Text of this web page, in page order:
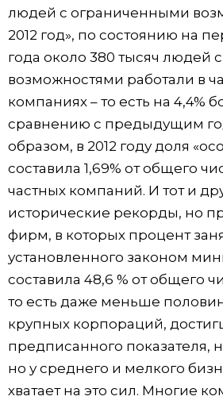
людей с ограниченными
2012 год», по состоянию на
года около 380 тысяч людей
возможностями работали в
компаниях – то есть на 4,4%
сравнению с предыдущим
образом, в 2012 году доля
составила 1,69% от общего
частных компаний. И тот и
исторические рекорды, но
фирм, в которых процент
установленного законом
составила 48,6 % от общего
то есть даже меньше
крупных корпораций,
предписанного показателя,
но у среднего и мелкого
хватает на это сил. Многие